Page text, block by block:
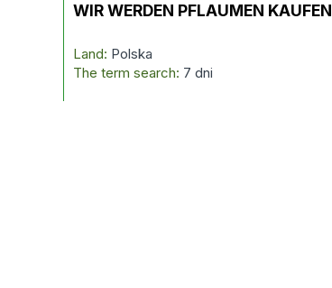
WIR WERDEN PFLAUMEN KAUFEN
Land: Polska
The term search: 7 dni